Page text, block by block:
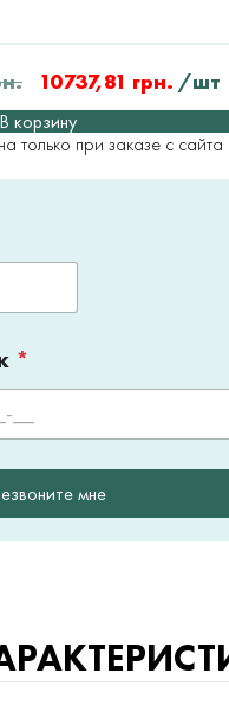
10737,81 грн. /шт
В корзину
только при заказе с сайта
*
мне